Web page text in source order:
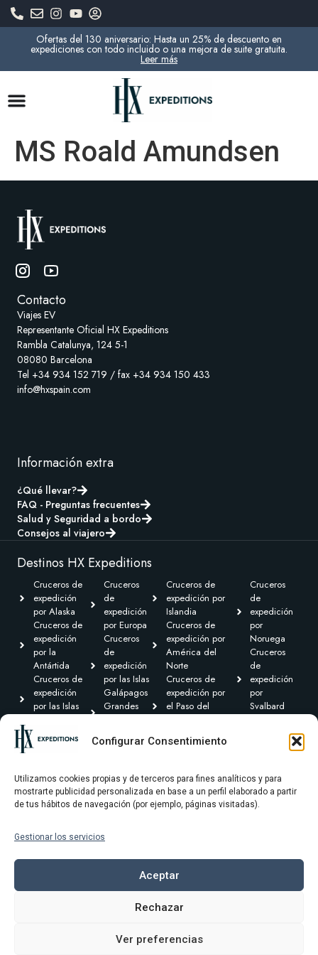
Configurar Consentimiento
Utilizamos cookies propias y de terceros para fines analíticos y para
mostrarte publicidad personalizada en base a un perfil elaborado a partir
de tus hábitos de navegación (por ejemplo, páginas visitadas).
Gestionar los servicios
Aceptar
Rechazar
Ver preferencias
Ofertas del 130 aniversario: Hasta un 25% de descuento en
expediciones con todo incluido o una mejora de suite gratuita.
Leer más
MS Roald Amundsen
Contacto
Viajes EV
Representante Oficial HX Expeditions
Rambla Catalunya, 124 5-1
08080 Barcelona
Tel +34 934 152 719 / fax +34 934 150 433
info@hxspain.com
Información extra
¿Qué llevar?
FAQ - Preguntas frecuentes
Salud y Seguridad a bordo
Consejos al viajero
Destinos HX Expeditions
Cruceros de
expedición
por Alaska
Cruceros de
expedición
por la
Antártida
Cruceros de
expedición
por las Islas
Cruceros de
expedición por
Centroamérica
Cruceros
de
expedición
por Europa
Cruceros
de
expedición
por las Islas
Galápagos
Grandes
expedición
Groenlandia
Cruceros de
expedición por
Islandia
Cruceros de
expedición por
América del
Norte
Cruceros de
expedición por
el Paso del
Cruceros de
Sudamérica
Cruceros
de
expedición
por
Noruega
Cruceros
de
expedición
por
Svalbard
Transoceánicas
Términos y condiciones
Política de cookies